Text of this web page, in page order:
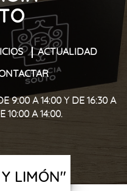
ACTUALIDAD
9:00 A 14:00 Y DE 16:30 A
10:00 A 14:00.
LIMÓN"